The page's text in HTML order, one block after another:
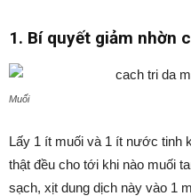
1. Bí quyết giảm nhờn
Muối
Lấy 1 ít muối và 1 ít nước tinh
thật đều cho tới khi nào muối
sạch, xịt dung dịch này vào 1